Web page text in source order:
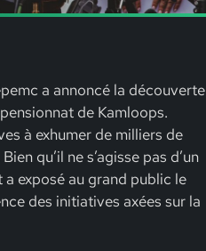
a annoncé la découverte
de Kamloops.
à exhumer de milliers de
qu’il ne s’agisse pas d’un
exposé au grand public le
des initiatives axées sur la